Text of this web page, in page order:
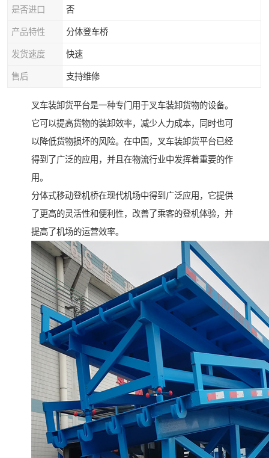
是否进口 否
产品特性 分体登车桥
发货速度 快速
售后 支持维修
叉车装卸货平台是一种专门用于叉车装卸货物的设备。
它可以提高货物的装卸效率，减少人力成本，同时也可
以降低货物损坏的风险。在中国，叉车装卸货平台已经
得到了广泛的应用，并且在物流行业中发挥着重要的作
用。
分体式移动登机桥在现代机场中得到广泛应用，它提供
了更高的灵活性和便利性，改善了乘客的登机体验，并
提高了机场的运营效率。